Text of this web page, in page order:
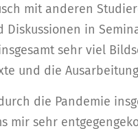
mit anderen
Diskussionen in
sehr viel
und die
die Pandemie
mir sehr